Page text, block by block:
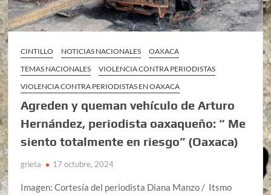
CINTILLO NOTICIAS NACIONALES
OAXACA
TEMAS NACIONALES
VIOLENCIA CONTRA PERIODISTAS
VIOLENCIA CONTRA PERIODISTAS EN OAXACA
Agreden y queman vehículo de Arturo
Hernández, periodista oaxaqueño: “ Me
siento totalmente en riesgo” (Oaxaca)
grieta 17 octubre, 2024
Imagen: Cortesía del periodista Diana Manzo / Itsmo